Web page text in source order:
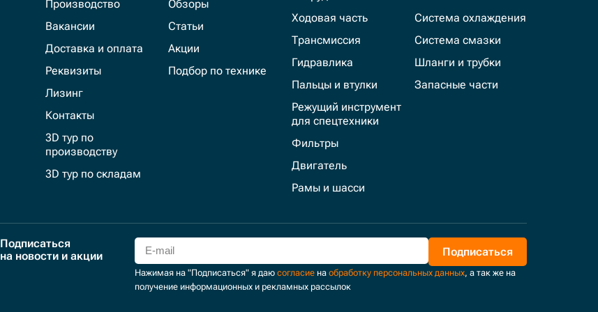
Производство
Вакансии
Доставка и оплата
Реквизиты
Лизинг
Контакты
3D тур по
производству
3D тур по складам
Обзоры
Статьи
Акции
Подбор по технике
Ходовая часть
Трансмиссия
Гидравлика
Пальцы и втулки
Режущий инструмент
для спецтехники
Фильтры
Двигатель
Рамы и шасси
Система охлаждения
Система смазки
Шланги и трубки
Запасные части
Подписаться
на новости и акции
Подписаться
Нажимая на "Подписаться" я даю согласиена обработку персональных данных, а так же на
получение информационных и рекламных рассылок